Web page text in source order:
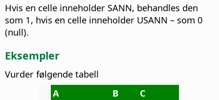
Hvis en celle inneholder SANN, behandles den
som 1, hvis en celle inneholder USANN – som 0
(null).
Eksempler
Vurder følgende tabell
A
B
C